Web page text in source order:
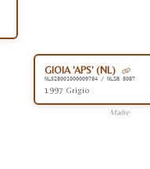
GIOIA 'APS' (NL)
NL528001000009784 / NLSB 8087
1997 Grigio
Madre